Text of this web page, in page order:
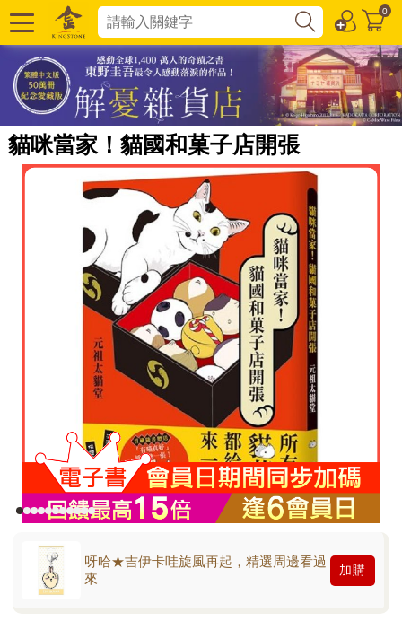
0
貓咪當家！貓國和菓子店開張
呀哈★吉伊卡哇旋風再起，精選周邊看過
來
加購